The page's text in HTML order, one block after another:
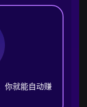
你就能自动赚